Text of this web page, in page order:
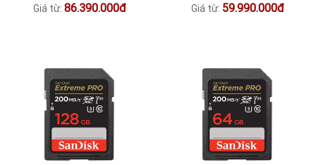
Giá từ: 86.390.000đ Giá từ: 59.990.000đ